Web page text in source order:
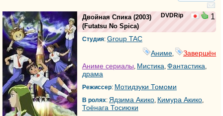
DVDRip 1
Двойная Спика(2003)
(Futatsu No Spica)
Студия: Group TAC
Аниме
Завершён
Аниме сериалы, Мистика, Фантастика,
драма
Режиссер: Мотидзуки Томоми
В ролях: Ядзима Акико, Кимура Акико,
Тоёнага Тосиюки